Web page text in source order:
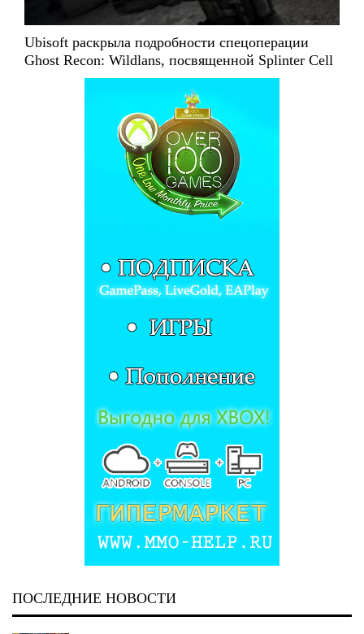
Ubisoft раскрыла подробности спецоперации
Ghost Recon: Wildlans, посвященной Splinter Cell
ПОСЛЕДНИЕ НОВОСТИ